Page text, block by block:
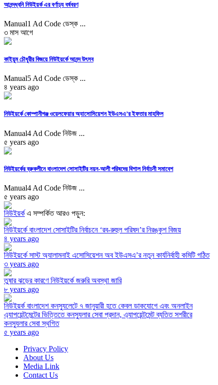
আনন্দধ্বনি নিউইয়র্ক এর বর্ণাঢ্য বর্ষবরণ
Manual1 Ad Code ডেস্ক ...
৩ মাস আগে
কাইয়ুম চৌধুরীর বিজয়ে নিউইয়র্কে আনন্দ উৎসব
Manual5 Ad Code ডেস্ক ...
৪ years ago
নিউইয়র্কে কোম্পানীগঞ্জ ওয়েলফেয়ার অ্যাসোসিয়েশন ইউএসএ’র ইফতার মাহফিল
Manual4 Ad Code নিউজ ...
৫ years ago
নিউইয়র্কের ব্রুকলীনে বাংলাদেশ সোসাইটির নয়ন-আলী পরিষদের বিশাল নির্বাচনী সমাবেশ
Manual4 Ad Code নিউজ ...
৫ years ago
নিউইয়র্ক এ সম্পর্কিত আরও পড়ুন:
নিউইয়র্কে বাংলাদেশ সোসাইটির নির্বাচনে ‘রব-রুহুল পরিষদ’র নিরঙ্কুশ বিজয়
৪ years ago
নিউইয়র্কে সাস্ট অ্যালামনাই এসোসিয়েশন অব ইউএসএ’র নতুন কার্যনির্বাহী কমিটি গঠিত
৩ years ago
তুষার ঝড়ের কারণে নিউইয়র্কে জরুরি অবস্থা জারি
৮ years ago
নিউইয়র্ক বাংলাদেশ কনস্যুলেটে ৭ জানুয়ারী হতে কেবল ডাকযোগে এবং অনলাইন
এ্যাপয়েন্টমেন্টের ভিত্তিতে কনস্যুলার সেবা প্রদান, এ্যাপয়েন্টমেন্ট ব্যতিত সশরীরে
কনস্যুলার সেবা স্থগিত
৫ years ago
Privacy Policy
About Us
Media Link
Contact Us